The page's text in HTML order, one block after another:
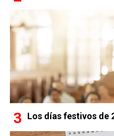
Los días festivos de